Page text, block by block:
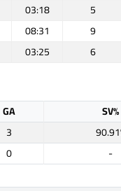
03:18 5
08:31 9
03:25 6
GA
SV%
3
0 -